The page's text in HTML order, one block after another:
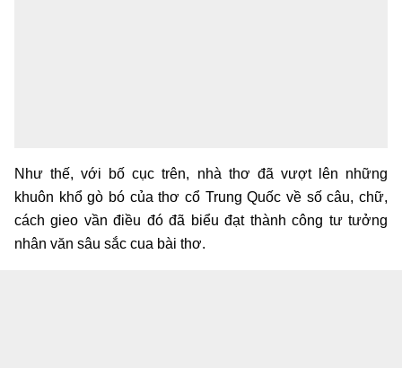
Như thế, với bố cục trên, nhà thơ đã vượt lên những
khuôn khổ gò bó của thơ cổ Trung Quốc về số câu, chữ,
cách gieo vần điều đó đã biểu đạt thành công tư tưởng
nhân văn sâu sắc cua bài thơ.